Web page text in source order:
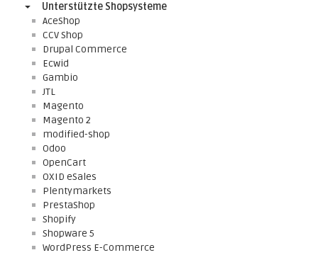
Unterstützte Shopsysteme
AceShop
CCV Shop
Drupal Commerce
Ecwid
Gambio
JTL
Magento
Magento 2
modified-shop
Odoo
OpenCart
OXID eSales
Plentymarkets
PrestaShop
Shopify
Shopware 5
WordPress E-Commerce